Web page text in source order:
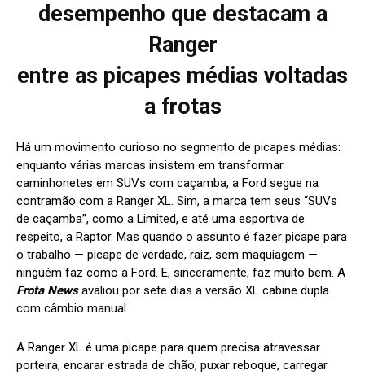
desempenho que destacam a
Ranger
entre as picapes médias voltadas
a frotas
Há um movimento curioso no segmento de picapes médias:
enquanto várias marcas insistem em transformar
caminhonetes em SUVs com caçamba, a Ford segue na
contramão com a Ranger XL. Sim, a marca tem seus “SUVs
de caçamba”, como a Limited, e até uma esportiva de
respeito, a Raptor. Mas quando o assunto é fazer picape para
o trabalho — picape de verdade, raiz, sem maquiagem —
ninguém faz como a Ford. E, sinceramente, faz muito bem. A
Frota Newsavaliou por sete dias a versão XL cabine dupla
com câmbio manual.
A Ranger XL é uma picape para quem precisa atravessar
porteira, encarar estrada de chão, puxar reboque, carregar